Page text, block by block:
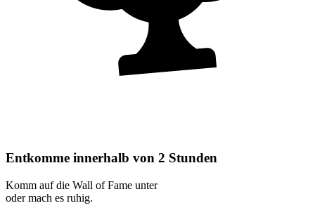
Entkomme innerhalb von 2 Stunden
Komm auf die Wall of Fame unter
oder mach es ruhig.